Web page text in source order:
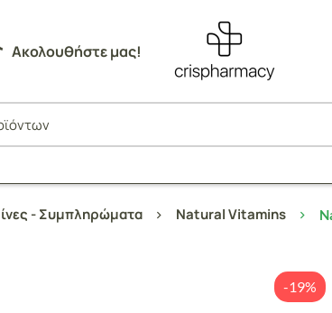
Ακολουθήστε μας!
- Συμπληρώματα Natural Vitamins
-19%